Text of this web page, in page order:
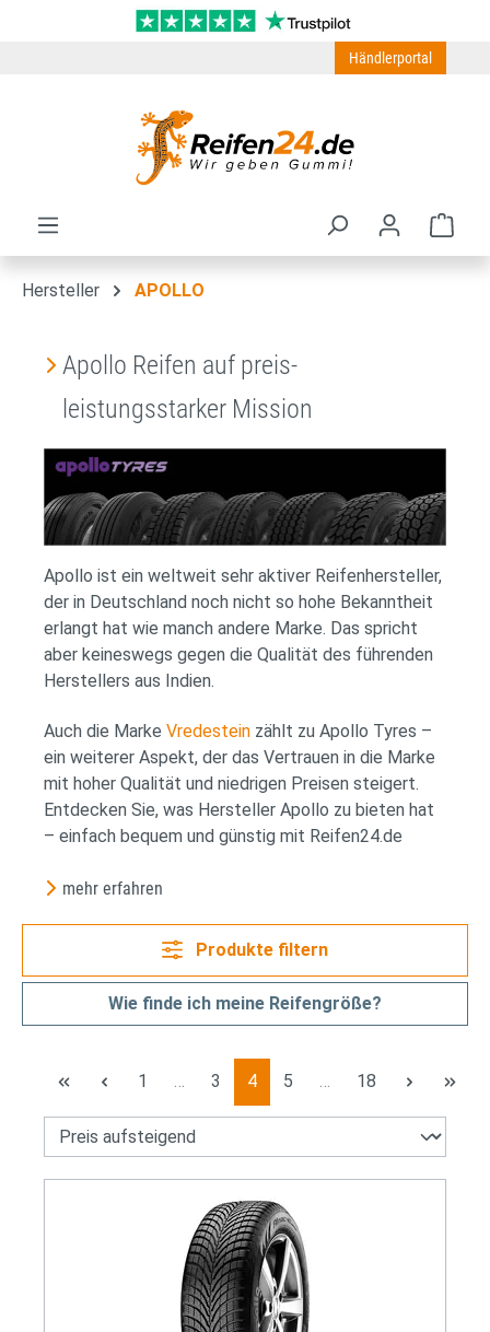
Zum Hauptinhalt springen
Händlerportal
Hersteller APOLLO
Apollo Reifen auf preis-
leistungsstarker Mission
Apollo ist ein weltweit sehr aktiver Reifenhersteller,
der in Deutschland noch nicht so hohe Bekanntheit
erlangt hat wie manch andere Marke. Das spricht
aber keineswegs gegen die Qualität des führenden
Herstellers aus Indien.
Auch die Marke Vredestein zählt zu Apollo Tyres –
ein weiterer Aspekt, der das Vertrauen in die Marke
mit hoher Qualität und niedrigen Preisen steigert.
Entdecken Sie, was Hersteller Apollo zu bieten hat
– einfach bequem und günstig mit Reifen24.de
mehr erfahren
Produkte filtern
Wie finde ich meine Reifengröße?
Seite
1 … Seite
3 Seite
4 Seite
5 … Seite
18